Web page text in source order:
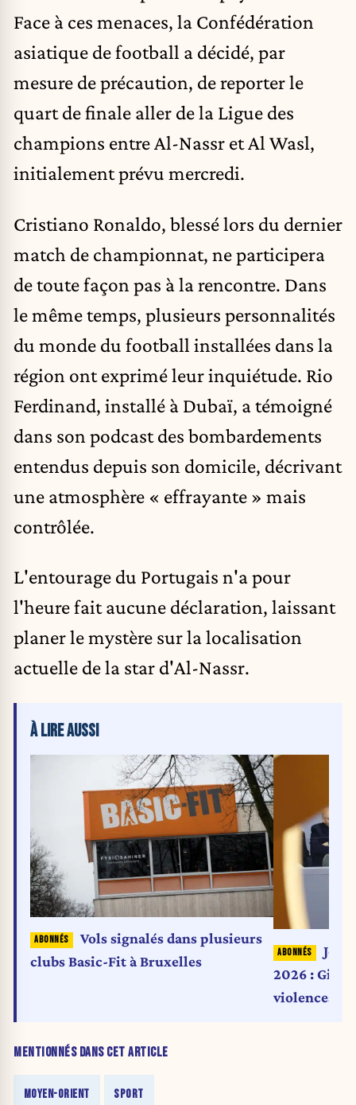
Face à ces menaces, la Confédération
asiatique de football a décidé, par
mesure de précaution, de reporter le
quart de finale aller de la Ligue des
champions entre Al-Nassr et Al Wasl,
initialement prévu mercredi.
Cristiano Ronaldo, blessé lors du dernier
match de championnat, ne participera
de toute façon pas à la rencontre. Dans
le même temps, plusieurs personnalités
du monde du football installées dans la
région ont exprimé leur inquiétude. Rio
Ferdinand, installé à Dubaï, a témoigné
dans son podcast des bombardements
entendus depuis son domicile, décrivant
une atmosphère « effrayante » mais
contrôlée.
L'entourage du Portugais n'a pour
l'heure fait aucune déclaration, laissant
planer le mystère sur la localisation
actuelle de la star d'Al-Nassr.
MENTIONNÉS DANS CET ARTICLE
MOYEN-ORIENT SPORT
À LIRE AUSSI
Vols signalés dans plusieurs
clubs Basic-Fit à Bruxelles
2026 :
violences et